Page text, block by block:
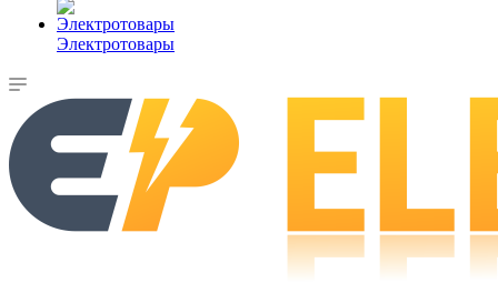
Электротовары